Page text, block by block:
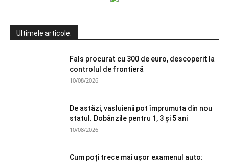
Ultimele articole:
Fals procurat cu 300 de euro, descoperit la
controlul de frontieră
10/08/2026
De astăzi, vasluienii pot împrumuta din nou
statul. Dobânzile pentru 1, 3 și 5 ani
10/08/2026
Cum poți trece mai ușor examenul auto: